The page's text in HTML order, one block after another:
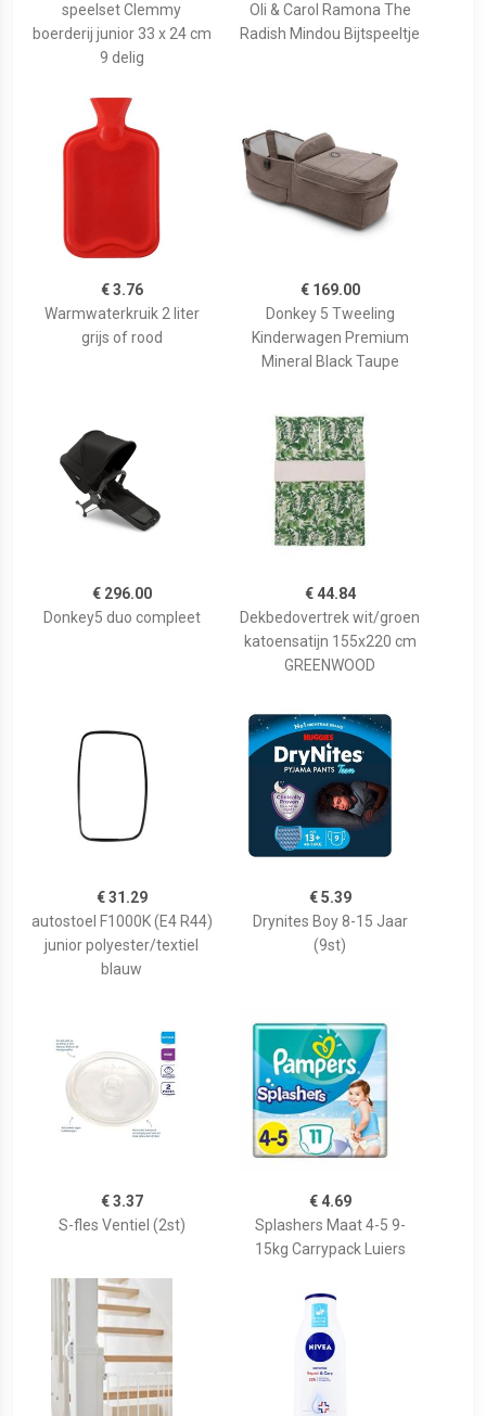
speelset Clemmy
boerderij junior 33 x 24 cm
9 delig
Oli & Carol Ramona The
Radish Mindou Bijtspeeltje
€ 3.76
Warmwaterkruik 2 liter
grijs of rood
€ 169.00
Donkey 5 Tweeling
Kinderwagen Premium
Mineral Black Taupe
€ 296.00
Donkey5 duo compleet
€ 44.84
Dekbedovertrek wit/groen
katoensatijn 155x220 cm
GREENWOOD
€ 31.29
autostoel F1000K (E4 R44)
junior polyester/textiel
blauw
€ 5.39
Drynites Boy 8-15 Jaar
(9st)
€ 3.37
S-fles Ventiel (2st)
€ 4.69
Splashers Maat 4-5 9-
15kg Carrypack Luiers